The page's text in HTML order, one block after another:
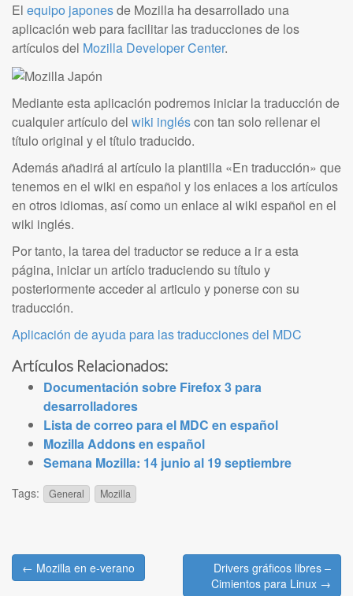
El equipo japonesde Mozilla ha desarrollado una
aplicación web para facilitar las traducciones de los
artículos del Mozilla Developer Center.
Mediante esta aplicación podremos iniciar la traducción de
cualquier artículo del wiki ingléscon tan solo rellenar el
título original y el título traducido.
Además añadirá al artículo la plantilla «En traducción» que
tenemos en el wiki en español y los enlaces a los artículos
en otros idiomas, así como un enlace al wiki español en el
wiki inglés.
Por tanto, la tarea del traductor se reduce a ir a esta
página, iniciar un artíclo traduciendo su título y
posteriormente acceder al articulo y ponerse con su
traducción.
Aplicación de ayuda para las traducciones del MDC
Artículos Relacionados:
Documentación sobre Firefox 3 para
desarrolladores
Lista de correo para el MDC en español
Mozilla Addons en español
Semana Mozilla: 14 junio al 19 septiembre
Tags: General Mozilla
Post
navigation
← Mozilla en e-verano
Drivers gráficos libres –
Cimientos para Linux →